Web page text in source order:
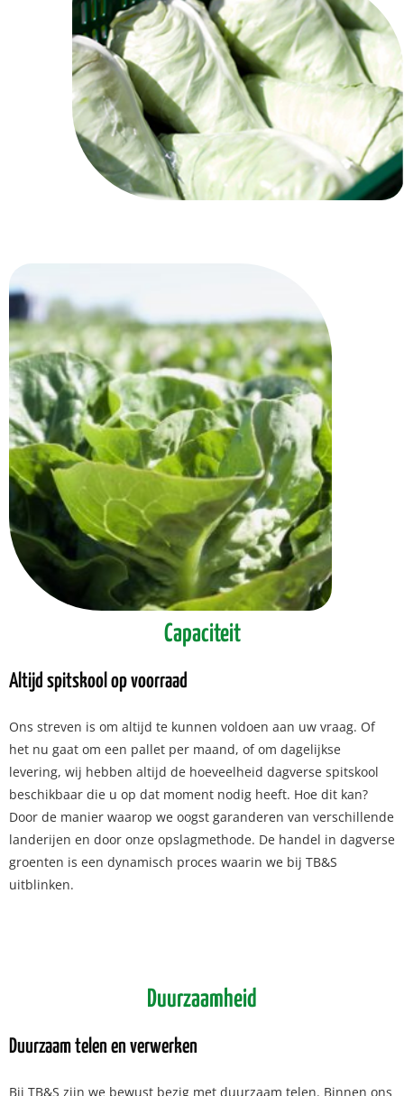
Capaciteit
Altijd spitskool op voorraad
Ons streven is om altijd te kunnen voldoen aan uw vraag. Of
het nu gaat om een pallet per maand, of om dagelijkse
levering, wij hebben altijd de hoeveelheid dagverse spitskool
beschikbaar die u op dat moment nodig heeft. Hoe dit kan?
Door de manier waarop we oogst garanderen van verschillende
landerijen en door onze opslagmethode. De handel in dagverse
groenten is een dynamisch proces waarin we bij TB&S
uitblinken.
Duurzaamheid
Duurzaam telen en verwerken
Bij TB&S zijn we bewust bezig met duurzaam telen. Binnen ons